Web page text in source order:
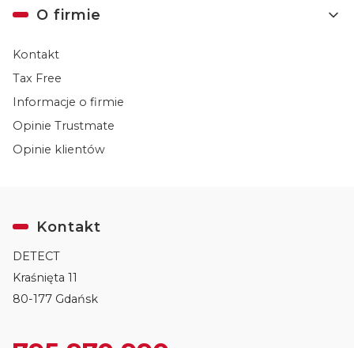
O firmie
Kontakt
Tax Free
Informacje o firmie
Opinie Trustmate
Opinie klientów
Kontakt
DETECT
Kraśnięta 11
80-177 Gdańsk